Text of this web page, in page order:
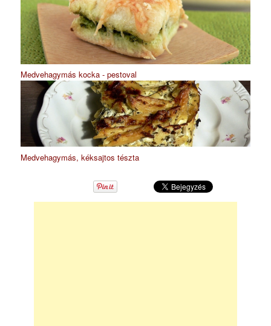
Medvehagymás kocka - pestoval
Medvehagymás, kéksajtos tészta